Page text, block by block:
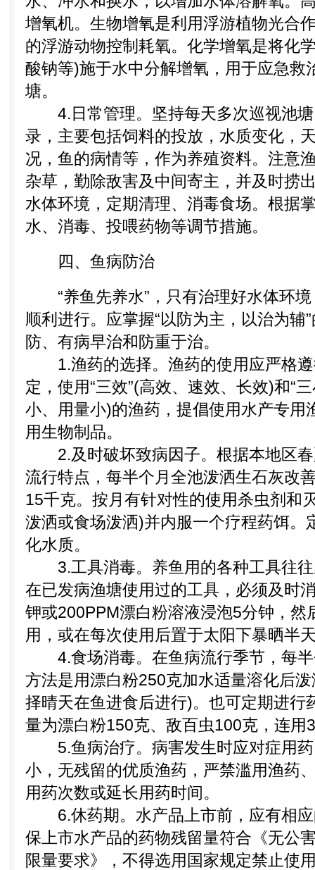
增氧机。生物增氧是利用浮游植物光合
的浮游动物控制耗氧。化学增氧是将化
酸钠等)施于水中分解增氧，用于应急救
塘。
4.日常管理。坚持每天多次巡视池塘
录，主要包括饲料的投放，水质变化，
况，鱼的病情等，作为养殖资料。注意
杂草，勤除敌害及中间寄主，并及时捞
水体环境，定期清理、消毒食场。根据
水、消毒、投喂药物等调节措施。
四、鱼病防治
“养鱼先养水”，只有治理好水体环境
顺利进行。应掌握“以防为主，以治为辅
防、有病早治和防重于治。
1.渔药的选择。渔药的使用应严格遵
定，使用“三效”(高效、速效、长效)和“
小、用量小)的渔药，提倡使用水产专用
用生物制品。
2.及时破坏致病因子。根据本地区春
流行特点，每半个月全池泼洒生石灰改
15千克。按月有针对性的使用杀虫剂和
泼洒或食场泼洒)并内服一个疗程药饵。
化水质。
3.工具消毒。养鱼用的各种工具往往
在已发病渔塘使用过的工具，必须及时
钾或200PPM漂白粉溶液浸泡5分钟，然
用，或在每次使用后置于太阳下暴晒半
4.食场消毒。在鱼病流行季节，每半
方法是用漂白粉250克加水适量溶化后
择晴天在鱼进食后进行)。也可定期进行
量为漂白粉150克、敌百虫100克，连用
5.鱼病治疗。病害发生时应对症用药
小，无残留的优质渔药，严禁滥用渔药
用药次数或延长用药时间。
6.休药期。水产品上市前，应有相应
保上市水产品的药物残留量符合《无公
限量要求》，不得选用国家规定禁止使